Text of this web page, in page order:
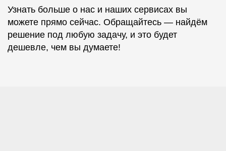
Узнать больше о нас и наших сервисах вы
можете прямо сейчас. Обращайтесь — найдём
решение под любую задачу, и это будет
дешевле, чем вы думаете!